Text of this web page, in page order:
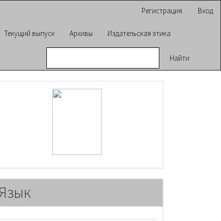
Регистрация Вход
Текущий выпуск Архивы Издательская этика
Найти